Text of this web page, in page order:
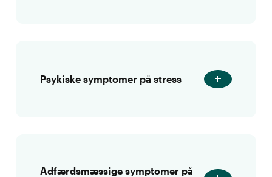
Psykiske symptomer på stress
Adfærdsmæssige symptomer på